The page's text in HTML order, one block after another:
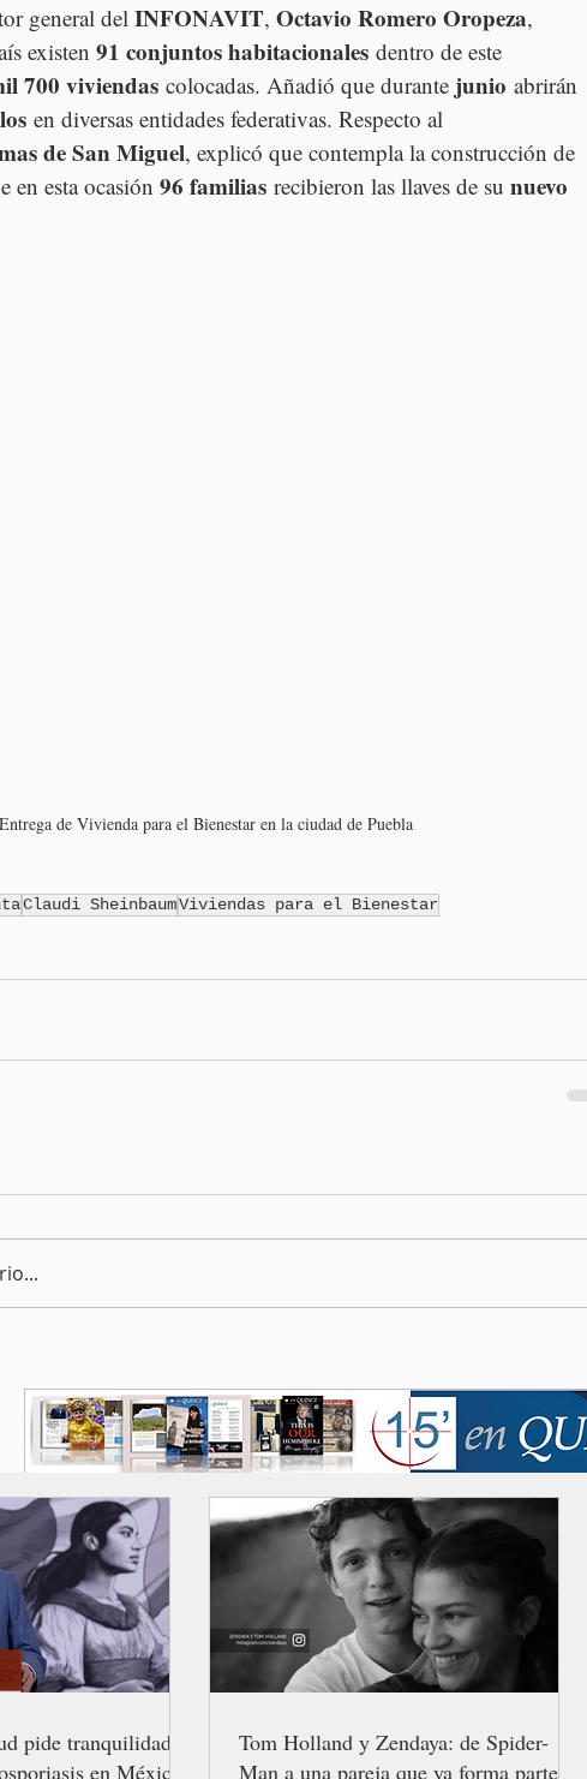
general del INFONAVIT, Octavio Romero Oropeza,
existen 91 conjuntos habitacionales dentro de este
700 viviendas colocadas. Añadió que durante junio abrirán
en diversas entidades federativas. Respecto al
de San Miguel, explicó que contempla la construcción de
en esta ocasión 96 familias recibieron las llaves de su nuevo
Entrega de Vivienda para el Bienestar en la ciudad de Puebla
Claudi SheinbaumViviendas para el Bienestar
pide tranquilidad
en México
Tom Holland y Zendaya: de Spider-
Man a una pareja que ya forma parte de